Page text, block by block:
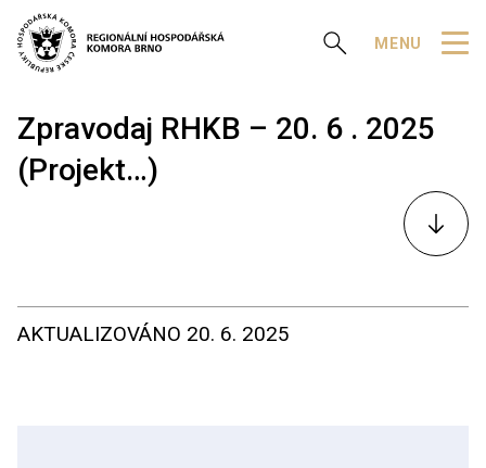
Zobrazit vyhledávání
MENU
Zpravodaj RHKB – 20. 6 . 2025
(Projekt…)
K
obsahu
AKTUALIZOVÁNO 20. 6. 2025